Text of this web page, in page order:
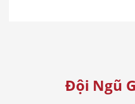
Đội Ngũ